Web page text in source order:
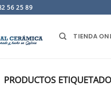
56 25 89
TIENDA
PRODUCTOS